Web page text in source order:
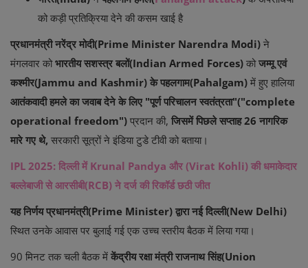
को कड़ी प्रतिक्रिया देने की कसम खाई है
प्रधानमंत्री नरेंद्र मोदी(Prime Minister Narendra Modi) ने
मंगलवार कोभारतीय सशस्त्र बलों(Indian Armed Forces) कोजम्मू एवं
कश्मीर(Jammu and Kashmir) के पहलगाम(Pahalgam) में हुए हालिया
आतंकवादी हमले का जवाब देने के लिए "पूर्ण परिचालन स्वतंत्रता"("complete
operational freedom") प्रदान की, जिसमें पिछले सप्ताह 26 नागरिक
मारे गए थे, सरकारी सूत्रों ने इंडिया टुडे टीवी को बताया।
IPL 2025: दिल्ली में Krunal Pandya और (Virat Kohli) की धमाकेदार
बल्लेबाजी से आरसीबी(RCB) ने दर्ज की रिकॉर्ड छठी जीत
यह निर्णय प्रधानमंत्री(Prime Minister) द्वारा नई दिल्ली(New Delhi)
स्थित उनके आवास पर बुलाई गई एक उच्च स्तरीय बैठक में लिया गया।
90 मिनट तक चली बैठक में केंद्रीय रक्षा मंत्री राजनाथ सिंह(Union